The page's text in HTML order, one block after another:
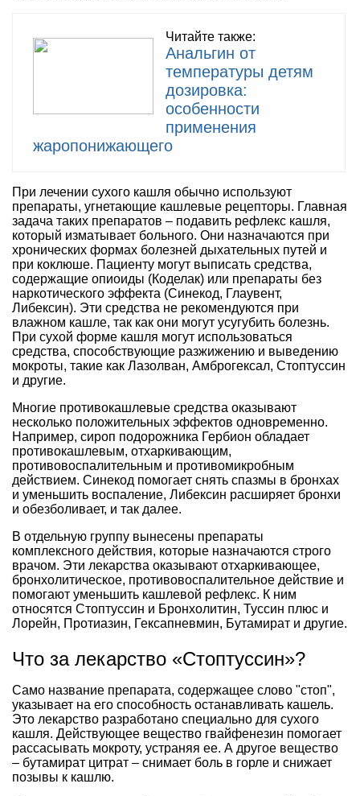
Читайте также:
Анальгин от
температуры детям
дозировка:
особенности
применения
жаропонижающего
При лечении сухого кашля обычно используют
препараты, угнетающие кашлевые рецепторы. Главная
задача таких препаратов – подавить рефлекс кашля,
который изматывает больного. Они назначаются при
хронических формах болезней дыхательных путей и
при коклюше. Пациенту могут выписать средства,
содержащие опиоиды (Коделак) или препараты без
наркотического эффекта (Синекод, Глаувент,
Либексин). Эти средства не рекомендуются при
влажном кашле, так как они могут усугубить болезнь.
При сухой форме кашля могут использоваться
средства, способствующие разжижению и выведению
мокроты, такие как Лазолван, Амброгексал, Стоптуссин
и другие.
Многие противокашлевые средства оказывают
несколько положительных эффектов одновременно.
Например, сироп подорожника Гербион обладает
противокашлевым, отхаркивающим,
противовоспалительным и противомикробным
действием. Синекод помогает снять спазмы в бронхах
и уменьшить воспаление, Либексин расширяет бронхи
и обезболивает, и так далее.
В отдельную группу вынесены препараты
комплексного действия, которые назначаются строго
врачом. Эти лекарства оказывают отхаркивающее,
бронхолитическое, противовоспалительное действие и
помогают уменьшить кашлевой рефлекс. К ним
относятся Стоптуссин и Бронхолитин, Туссин плюс и
Лорейн, Протиазин, Гексапневмин, Бутамират и другие.
Что за лекарство «Стоптуссин»?
Само название препарата, содержащее слово "стоп",
указывает на его способность останавливать кашель.
Это лекарство разработано специально для сухого
кашля. Действующее вещество гвайфенезин помогает
рассасывать мокроту, устраняя ее. А другое вещество
– бутамират цитрат – снимает боль в горле и снижает
позывы к кашлю.